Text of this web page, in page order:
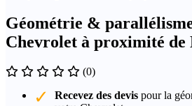
Géométrie &
Chevrolet à proximité
(0)
Recevez des devis pour la